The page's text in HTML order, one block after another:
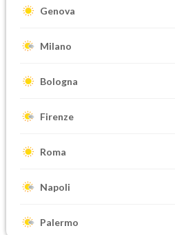
Genova
Milano
Bologna
Firenze
Roma
Napoli
Palermo